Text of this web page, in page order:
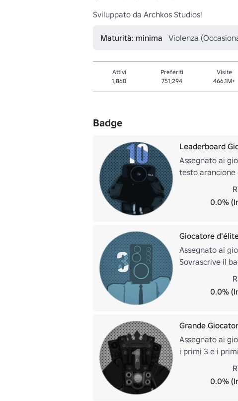
Sviluppato da Archkos Studios!
Maturità: minima Violenza
Attivi
1,860
Preferiti
751,294
Visite
466.1M+
Badge
Leaderboard
Assegnato ai
testo arancione
0.0%
Giocatore
Assegnato ai
Sovrascrive il
0.0%
Grande
Assegnato ai
i primi 3 e i
0.0%